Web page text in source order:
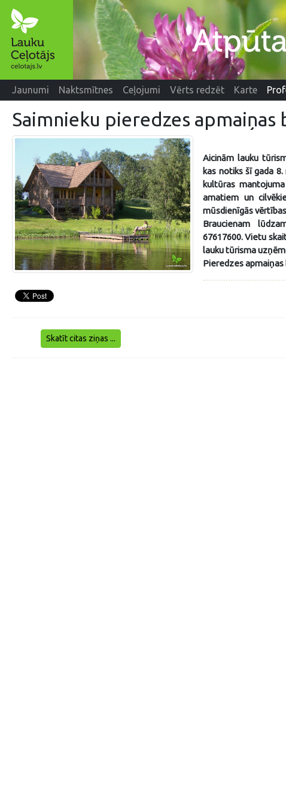
Jaunumi Naktsmītnes Ceļojumi Vērts redzēt Karte
Saimnieku pieredzes apmaiņas
Aicinām lauku
kas notiks šī gada
kultūras
amatiem un
mūsdienīgās
Braucienam
67617600.Vietu
lauku tūrisma
Pieredzes
Skatīt citas ziņas ...